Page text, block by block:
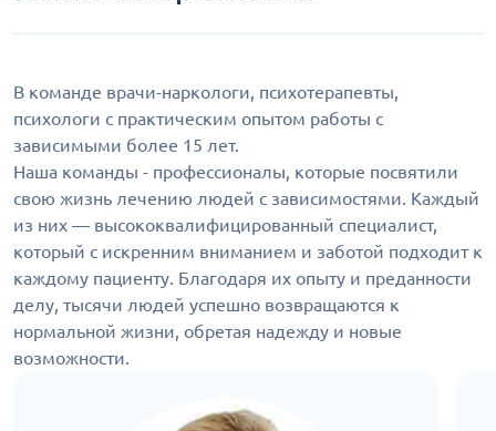
В команде врачи-наркологи, психотерапевты,
психологи с практическим опытом работы с
зависимыми более 15 лет.
Наша команды - профессионалы, которые посвятили
свою жизнь лечению людей с зависимостями. Каждый
из них — высококвалифицированный специалист,
который с искренним вниманием и заботой подходит к
каждому пациенту. Благодаря их опыту и преданности
делу, тысячи людей успешно возвращаются к
нормальной жизни, обретая надежду и новые
возможности.